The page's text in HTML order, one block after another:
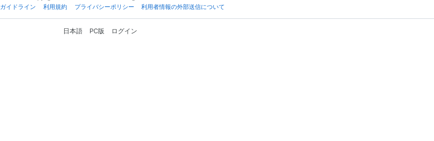
ガイドライン 利用規約 プライバシーポリシー 利用者情報の外部送信について
日本語 PC版 ログイン